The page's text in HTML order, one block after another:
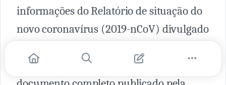
informações do Relatório de situação do
novo coronavírus (2019-nCoV) divulgado
23 de janeiro de 2020. Para ler o